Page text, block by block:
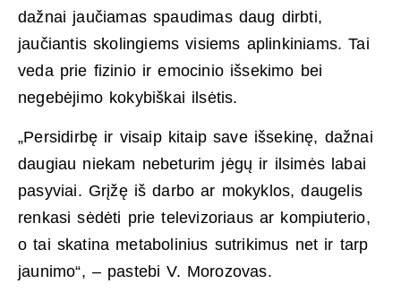
dažnai jaučiamas spaudimas daug dirbti,
jaučiantis skolingiems visiems aplinkiniams. Tai
veda prie fizinio ir emocinio išsekimo bei
negebėjimo kokybiškai ilsėtis.
„Persidirbę ir visaip kitaip save išsekinę, dažnai
daugiau niekam nebeturim jėgų ir ilsimės labai
pasyviai. Grįžę iš darbo ar mokyklos, daugelis
renkasi sėdėti prie televizoriaus ar kompiuterio,
o tai skatina metabolinius sutrikimus net ir tarp
jaunimo“, – pastebi V. Morozovas.